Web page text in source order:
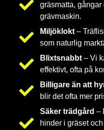
gräsmatta,
grävmaskin.
Miljöklokt–
som naturlig
Blixtsnabbt– Vi
effektivt, ofta på
Billigare än att
blir det ofta mer
Säker trädgård –
hinder i gräset